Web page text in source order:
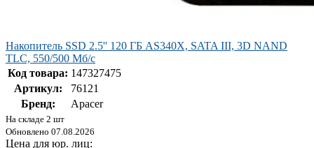
Накопитель SSD 2.5'' 120 ГБ AS340X, SATA III, 3D NAND
TLC, 550/500 Мб/с
Код товара: 147327475
Артикул:
76121
Бренд:
Apacer
На складе 2 шт
Обновлено 07.08.2026
Цена для юр. лиц: